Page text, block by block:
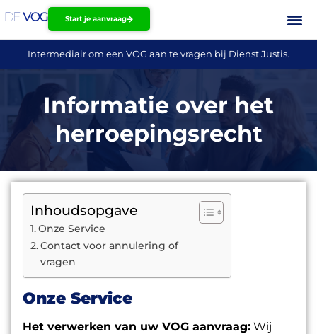
Start je aanvraag
Intermediair om een VOG aan te vragen bij Dienst Justis.
Informatie over het
herroepingsrecht
Inhoudsopgave
Onze Service
Contact voor annulering of
vragen
Onze Service
Het verwerken van uw VOG aanvraag: Wij